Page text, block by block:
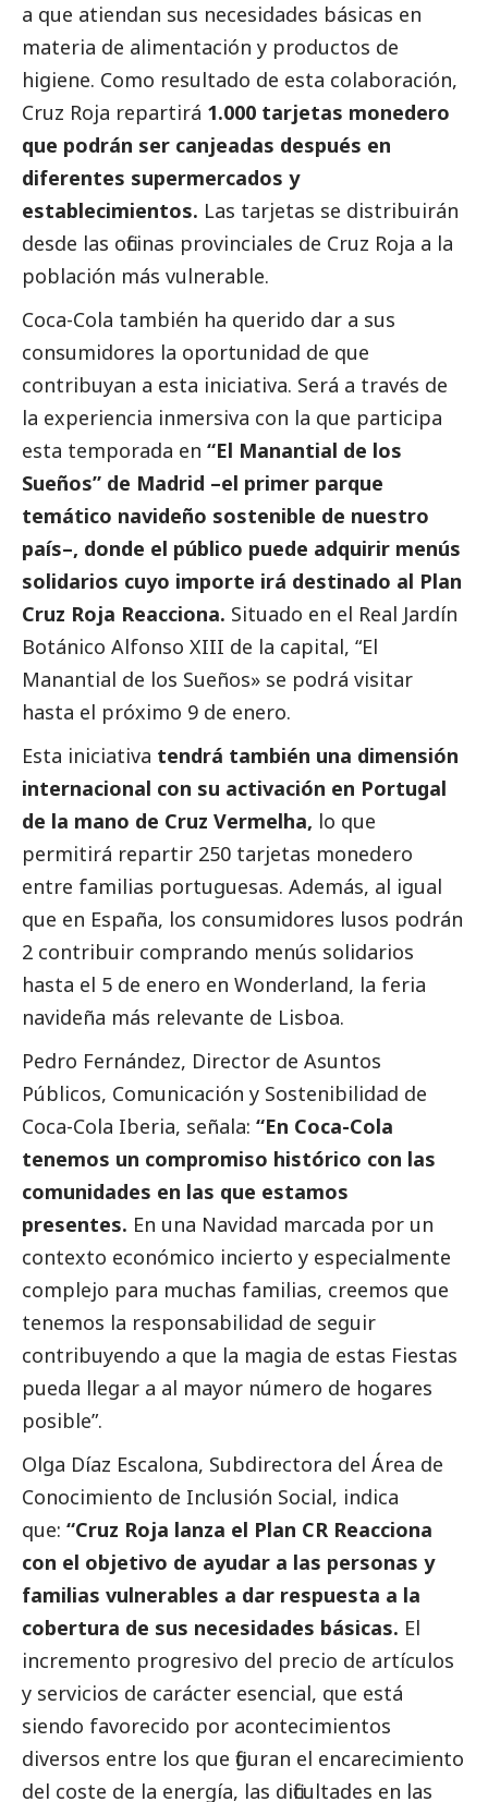
a que atiendan sus necesidades básicas en
materia de alimentación y productos de
higiene. Como resultado de esta colaboración,
Cruz Roja repartirá 1.000 tarjetas monedero
que podrán ser canjeadas después en
diferentes supermercados y
establecimientos. Las tarjetas se distribuirán
desde las oficinas provinciales de Cruz Roja a la
población más vulnerable.
Coca-Cola también ha querido dar a sus
consumidores la oportunidad de que
contribuyan a esta iniciativa. Será a través de
la experiencia inmersiva con la que participa
esta temporada en “El Manantial de los
Sueños” de Madrid –el primer parque
temático navideño sostenible de nuestro
país–, donde el público puede adquirir menús
solidarios cuyo importe irá destinado al Plan
Cruz Roja Reacciona. Situado en el Real Jardín
Botánico Alfonso XIII de la capital, “El
Manantial de los Sueños» se podrá visitar
hasta el próximo 9 de enero.
Esta iniciativa tendrá también una dimensión
internacional con su activación en Portugal
de la mano de Cruz Vermelha, lo que
permitirá repartir 250 tarjetas monedero
entre familias portuguesas. Además, al igual
que en España, los consumidores lusos podrán
2 contribuir comprando menús solidarios
hasta el 5 de enero en Wonderland, la feria
navideña más relevante de Lisboa.
Pedro Fernández, Director de Asuntos
Públicos, Comunicación y Sostenibilidad de
Coca-Cola Iberia, señala: “En Coca-Cola
tenemos un compromiso histórico con las
comunidades en las que estamos
presentes. En una Navidad marcada por un
contexto económico incierto y especialmente
complejo para muchas familias, creemos que
tenemos la responsabilidad de seguir
contribuyendo a que la magia de estas Fiestas
pueda llegar a al mayor número de hogares
posible”.
Olga Díaz Escalona, Subdirectora del Área de
Conocimiento de Inclusión Social, indica
que: “Cruz Roja lanza el Plan CR Reacciona
con el objetivo de ayudar a las personas y
familias vulnerables a dar respuesta a la
cobertura de sus necesidades básicas. El
incremento progresivo del precio de artículos
y servicios de carácter esencial, que está
siendo favorecido por acontecimientos
diversos entre los que figuran el encarecimiento
del coste de la energía, las dificultades en las